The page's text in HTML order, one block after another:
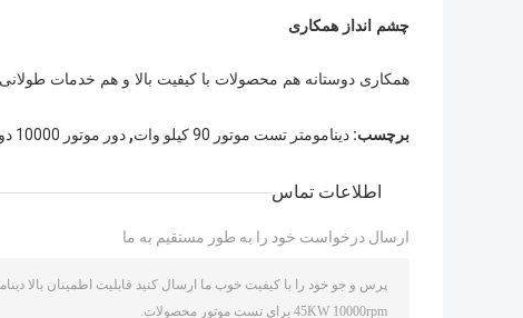
چشم انداز همکاری
همکاری دوستانه هم محصولات با کیفیت بالا و هم خدمات
برچسب: دینامومتر تست موتور 90 کیلو وات , دور موتور 10000 دور در دقیقه
اطلاعات تماس
ارسال درخواست خود را به طور مستقیم به ما